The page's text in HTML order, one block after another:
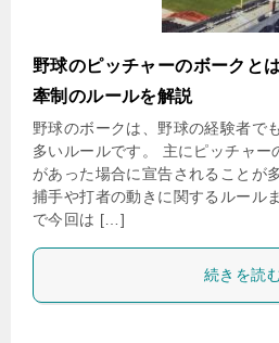
野球のピッチャーのボークと
牽制のルールを解説
野球のボークは、野球の経験者で
多いルールです。 主にピッチャー
があった場合に宣告されることが
捕手や打者の動きに関するルール
で今回は […]
続きを読